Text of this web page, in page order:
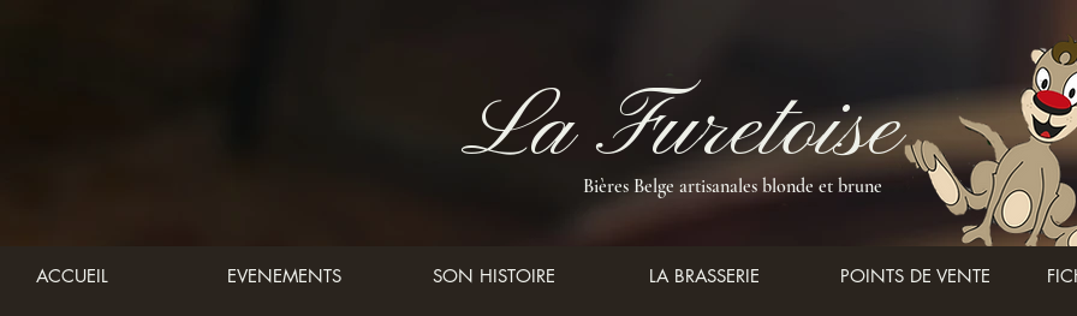
La Furetoise
Bières Belge artisanales blonde et brune
ACCUEIL EVENEMENTS SON HISTOIRE LA BRASSERIE POINTS DE VENTE